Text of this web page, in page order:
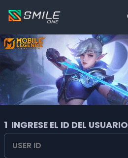
1 INGRESE EL ID DEL USUARIO